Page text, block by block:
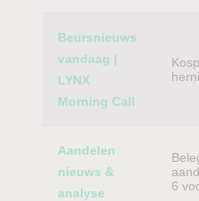
Beursnieuws
vandaag |
LYNX
Morning Call
Aandelen
nieuws &
analyse
6